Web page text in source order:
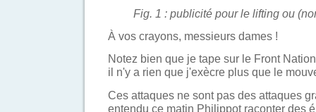
Fig. 1 : publicité pour le lifting ou
À vos crayons, messieurs dames !
Notez bien que je tape sur le Front
il n'y a rien que j'exècre plus que le
Ces attaques ne sont pas des attaques
entendu ce matin Philippot raconter des